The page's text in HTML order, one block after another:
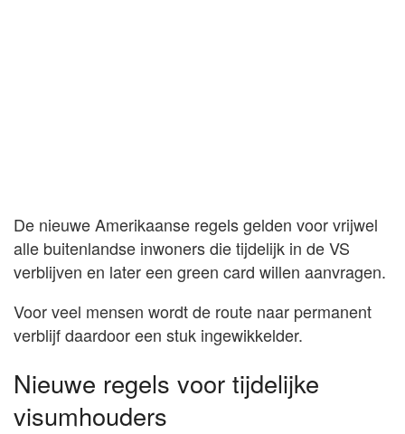
De nieuwe Amerikaanse regels gelden voor vrijwel
alle buitenlandse inwoners die tijdelijk in de VS
verblijven en later een green card willen aanvragen.
Voor veel mensen wordt de route naar permanent
verblijf daardoor een stuk ingewikkelder.
Nieuwe regels voor tijdelijke
visumhouders